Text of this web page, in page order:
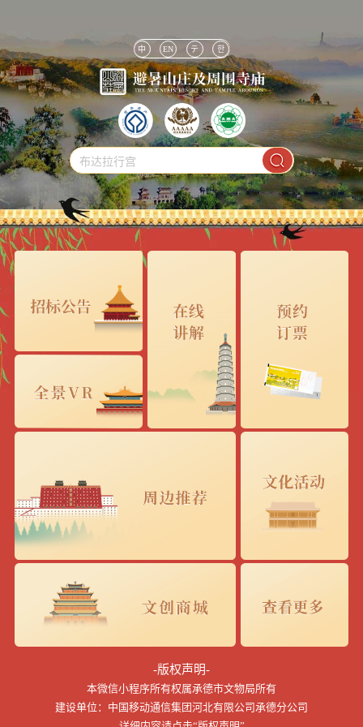
中 EN テ 한
布达拉行宫
-版权声明-
本微信小程序所有权属承德市文物局所有
建设单位：中国移动通信集团河北有限公司承德分公司